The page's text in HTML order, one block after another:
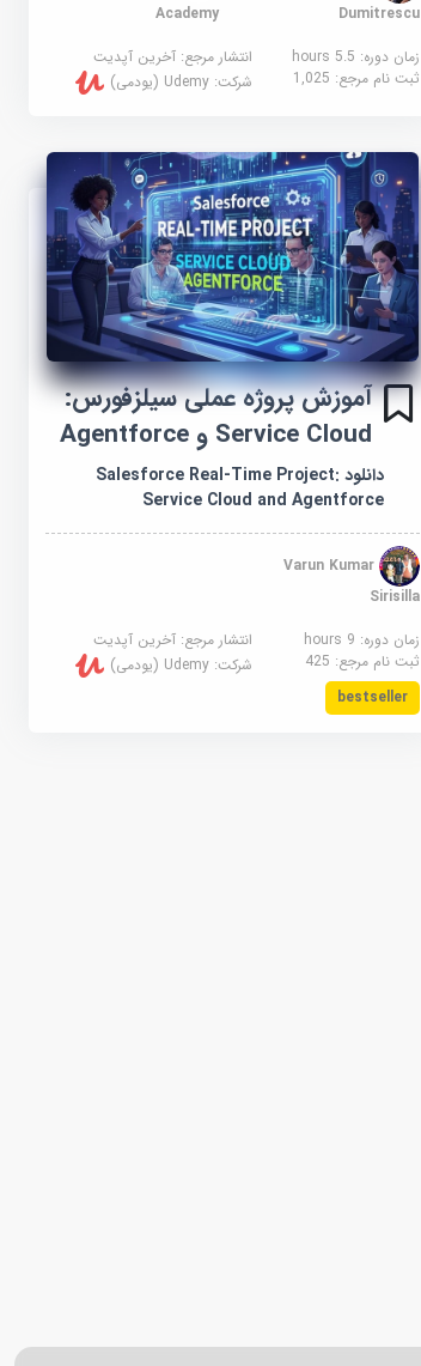
Dumitrescu
Academy
زمان دوره: 5.5 hours
انتشار مرجع:آخرین آپدیت
ثبت نام مرجع: 1,025 شرکت:Udemy (یودمی)
آموزش پروژه عملی سیلزفورس:
Service Cloud و Agentforce
دانلود Salesforce Real-Time Project:
Service Cloud and Agentforce
Varun Kumar
Sirisilla
زمان دوره: 9 hours
انتشار مرجع:آخرین آپدیت
ثبت نام مرجع: 425 شرکت:Udemy (یودمی)
bestseller